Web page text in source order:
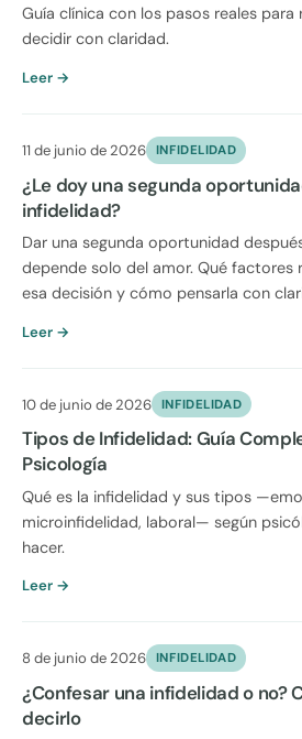
Guía clínica con los pasos reales
decidir con claridad.
Leer →
11 de junio de 2026 INFIDELIDAD
¿Le doy una segunda
infidelidad?
Dar una segunda oportunidad
depende solo del amor. Qué factores
esa decisión y cómo pensarla con
Leer →
10 de junio de 2026 INFIDELIDAD
Tipos de Infidelidad: Guía
Psicología
Qué es la infidelidad y sus tipos
microinfidelidad, laboral— según
hacer.
Leer →
8 de junio de 2026 INFIDELIDAD
¿Confesar una infidelidad o no?
decirlo